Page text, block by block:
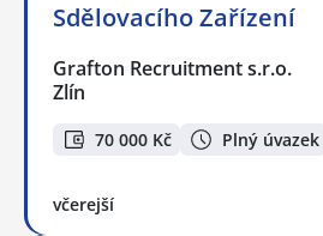
Sdělovacího Zařízení
Grafton Recruitment s.r.o.
Zlín
70 000 Kč Plný úvazek
včerejší